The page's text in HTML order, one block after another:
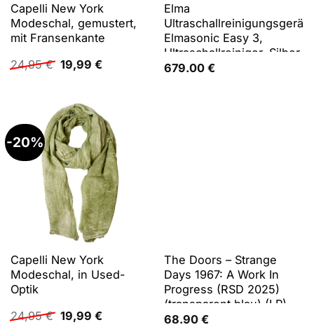
Capelli New York
Modeschal, gemustert,
mit Fransenkante
24,95€ Ursprünglicher
Preis
19,99 €Aktueller
Elma
Ultraschallreinigungsgerät
Elmasonic Easy 3,
Ultraschallreiniger, Silber
679.00 €
-20%
Capelli New York
Modeschal, in Used-
Optik
24,95€ Ursprünglicher
Preis
19,99 €Aktueller
The Doors – Strange
Days 1967: A Work In
Progress (RSD 2025)
(transparent blau) (LP),
Schallplatten
68.90 €